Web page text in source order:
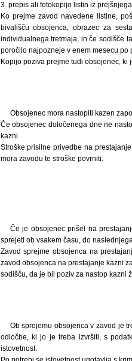
3. prepis ali fotokopijo listin iz
Ko prejme zavod navedene listine,
bivališču obsojenca, obrazec za
individualnega tretmaja, in če sodišče
poročilo najpozneje v enem mesecu po
Kopijo poziva prejme tudi obsojenec, ki
Obsojenec mora nastopiti kazen
Če obsojenec določenega dne ne
kazni.
Stroške prisilne privedbe na
mora zavodu te stroške povrniti.
Če je obsojenec prišel na
sprejeti ob vsakem času, do
Zavod sprejme obsojenca na
zavod obsojenca na prestajanje kazni
sodišču, da je bil poziv za nastop kazni
Ob sprejemu obsojenca v zavod je
odločbe, ki jo je treba izvršiti, s
istovetnost.